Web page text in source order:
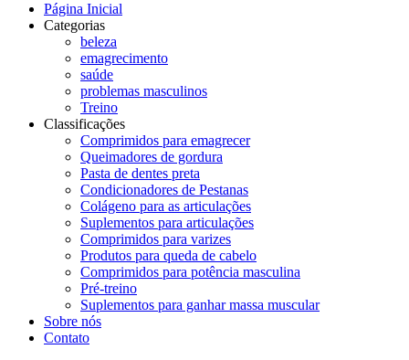
Página Inicial
Categorias
beleza
emagrecimento
saúde
problemas masculinos
Treino
Classificações
Comprimidos para emagrecer
Queimadores de gordura
Pasta de dentes preta
Condicionadores de Pestanas
Colágeno para as articulações
Suplementos para articulações
Comprimidos para varizes
Produtos para queda de cabelo
Comprimidos para potência masculina
Pré-treino
Suplementos para ganhar massa muscular
Sobre nós
Contato